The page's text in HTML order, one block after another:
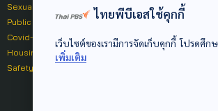
Sexuality
Public Health
Covid-19
Housing
Safety
ไทยพีบีเอสใช้คุกกี้
เว็บไซต์ของเรามีการจัดเก็บคุกกี้ โปรดศึ
เพิ่มเติม